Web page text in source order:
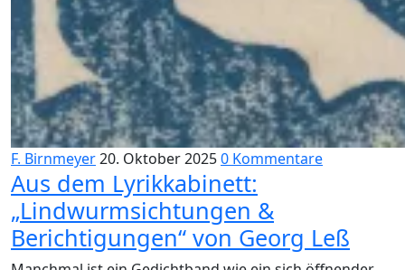
F. Birnmeyer20. Oktober 20250 Kommentare
Aus dem Lyrikkabinett:
„Lindwurmsichtungen &
Berichtigungen“ von Georg Leß